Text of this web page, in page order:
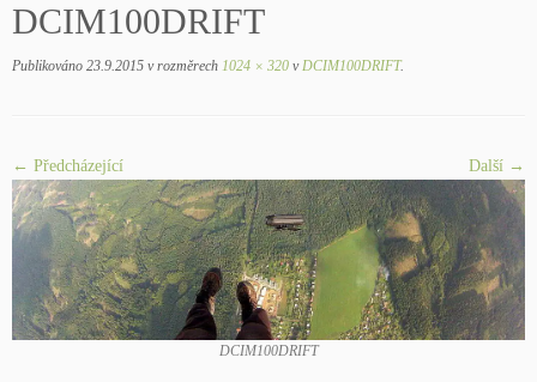
DCIM100DRIFT
Publikováno 23.9.2015 v rozměrech 1024 × 320 vDCIM100DRIFT.
← Předcházející Další­ →
DCIM100DRIFT